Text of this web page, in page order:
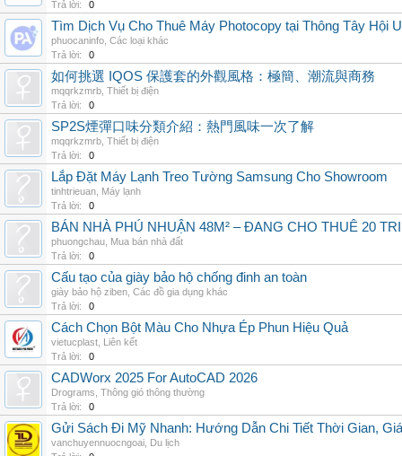
Trả lời:
0
Tìm Dịch Vụ Cho Thuê Máy Photocopy tại Thông Tây Hội
phuocaninfo Các loại khác
Trả lời:
0
如何挑選 IQOS 保護套的外觀風格：極簡、潮流與商務
mqqrkzmrb Thiết bị điện
Trả lời:
0
SP2S煙彈口味分類介紹：熱門風味一次了解
mqqrkzmrb Thiết bị điện
Trả lời:
0
Lắp Đặt Máy Lạnh Treo Tường Samsung Cho Showroom
tinhtrieuan Máy lạnh
Trả lời:
0
BÁN NHÀ PHÚ NHUẬN 48M² – ĐANG CHO THUÊ 20
phuongchau Mua bán nhà đất
Trả lời:
0
Cấu tạo của giày bảo hộ chống đinh an toàn
giày bảo hộ ziben Các đồ gia dụng khác
Trả lời:
0
Cách Chọn Bột Màu Cho Nhựa Ép Phun Hiệu Quả
vietucplast Liên kết
Trả lời:
0
CADWorx 2025 For AutoCAD 2026
Drograms Thông gió thông thường
Trả lời:
0
Gửi Sách Đi Mỹ Nhanh: Hướng Dẫn Chi Tiết Thời Gian,
vanchuyennuocngoai Du lịch